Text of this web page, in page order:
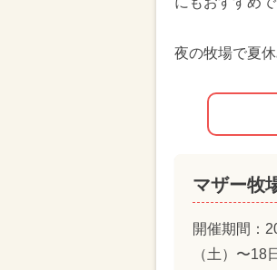
夜の牧場で夏
マザー牧
開催期間：
（土）〜18